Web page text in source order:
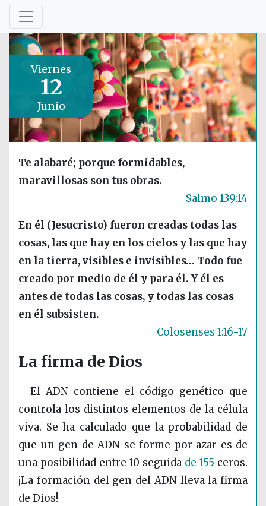
Viernes
12
Junio
Te alabaré; porque formidables,
maravillosas son tus obras.
Salmo 139:14
En él (Jesucristo) fueron creadas todas las
cosas, las que hay en los cielos y las que hay
en la tierra, visibles e invisibles… Todo fue
creado por medio de él y para él. Y él es
antes de todas las cosas, y todas las cosas
en él subsisten.
Colosenses 1:16-17
La firma de Dios
El ADN contiene el código genético que
controla los distintos elementos de la célula
viva. Se ha calculado que la probabilidad de
que un gen de ADN se forme por azar es de
una posibilidad entre 10 seguida de 155 ceros.
¡La formación del gen del ADN lleva la firma
de Dios!